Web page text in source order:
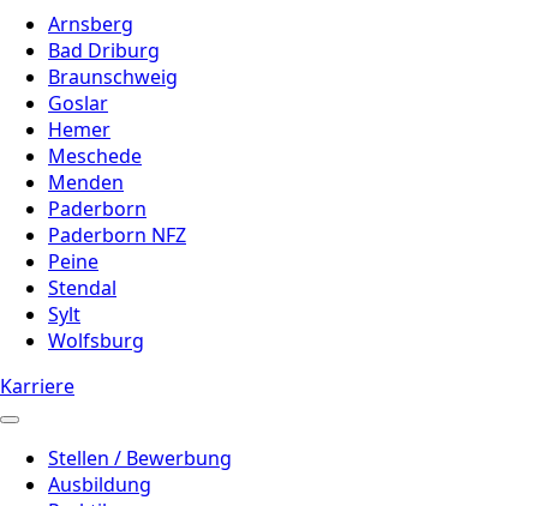
Arnsberg
Bad Driburg
Braunschweig
Goslar
Hemer
Meschede
Menden
Paderborn
Paderborn NFZ
Peine
Stendal
Sylt
Wolfsburg
Karriere
Stellen / Bewerbung
Ausbildung